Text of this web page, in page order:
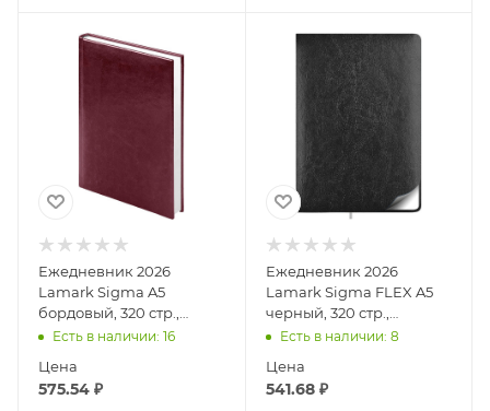
Ежедневник 2026
Lamark Sigma A5
бордовый, 320 стр.,
искусственная кожа,
перфорация угла,
Есть в наличии: 16
Цена
575.54 ₽
Ежедневник 2026
Lamark Sigma FLEX A5
черный, 320 стр.,
искусственная кожа,
б
Есть в наличии: 8
Цена
541.68₽